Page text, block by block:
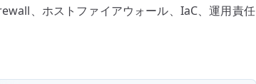
、ホストファイアウォール、IaC、運用責任